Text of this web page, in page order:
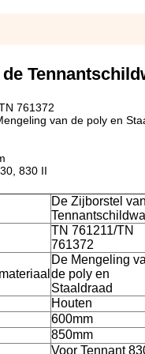
761372
van de poly en
830 II
De Zijborstel
TN 761211/TN
761372
De Mengeling
de poly en
Staaldraad
Houten
600mm
850mm
Voor Tennant